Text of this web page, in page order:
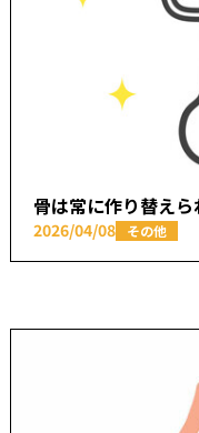
2026/04/08 その他